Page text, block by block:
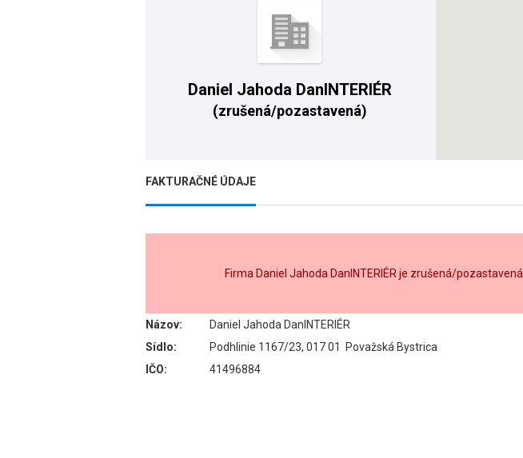
Daniel Jahoda DanINTERIÉR
(zrušená/pozastavená)
FAKTURAČNÉ ÚDAJE
Firma Daniel Jahoda DanINTERIÉR je zrušená/pozastavená
Názov:
Daniel Jahoda DanINTERIÉR
Sídlo:
Podhlinie 1167/23, 017 01 Považská Bystrica
IČO:
41496884